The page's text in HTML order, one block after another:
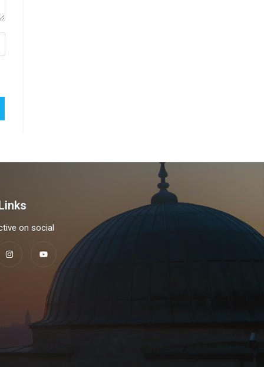
on social